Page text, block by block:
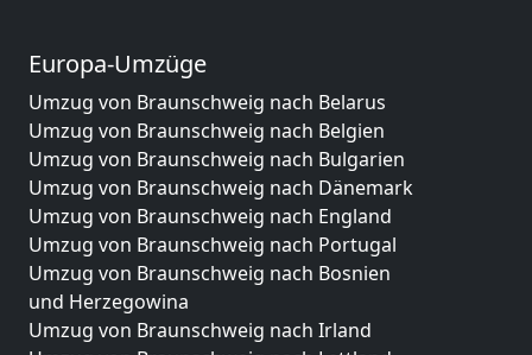
Europa-Umzüge
Umzug von Braunschweig nach Belarus
Umzug von Braunschweig nach Belgien
Umzug von Braunschweig nach Bulgarien
Umzug von Braunschweig nach Dänemark
Umzug von Braunschweig nach England
Umzug von Braunschweig nach Portugal
Umzug von Braunschweig nach Bosnien
und Herzegowina
Umzug von Braunschweig nach Irland